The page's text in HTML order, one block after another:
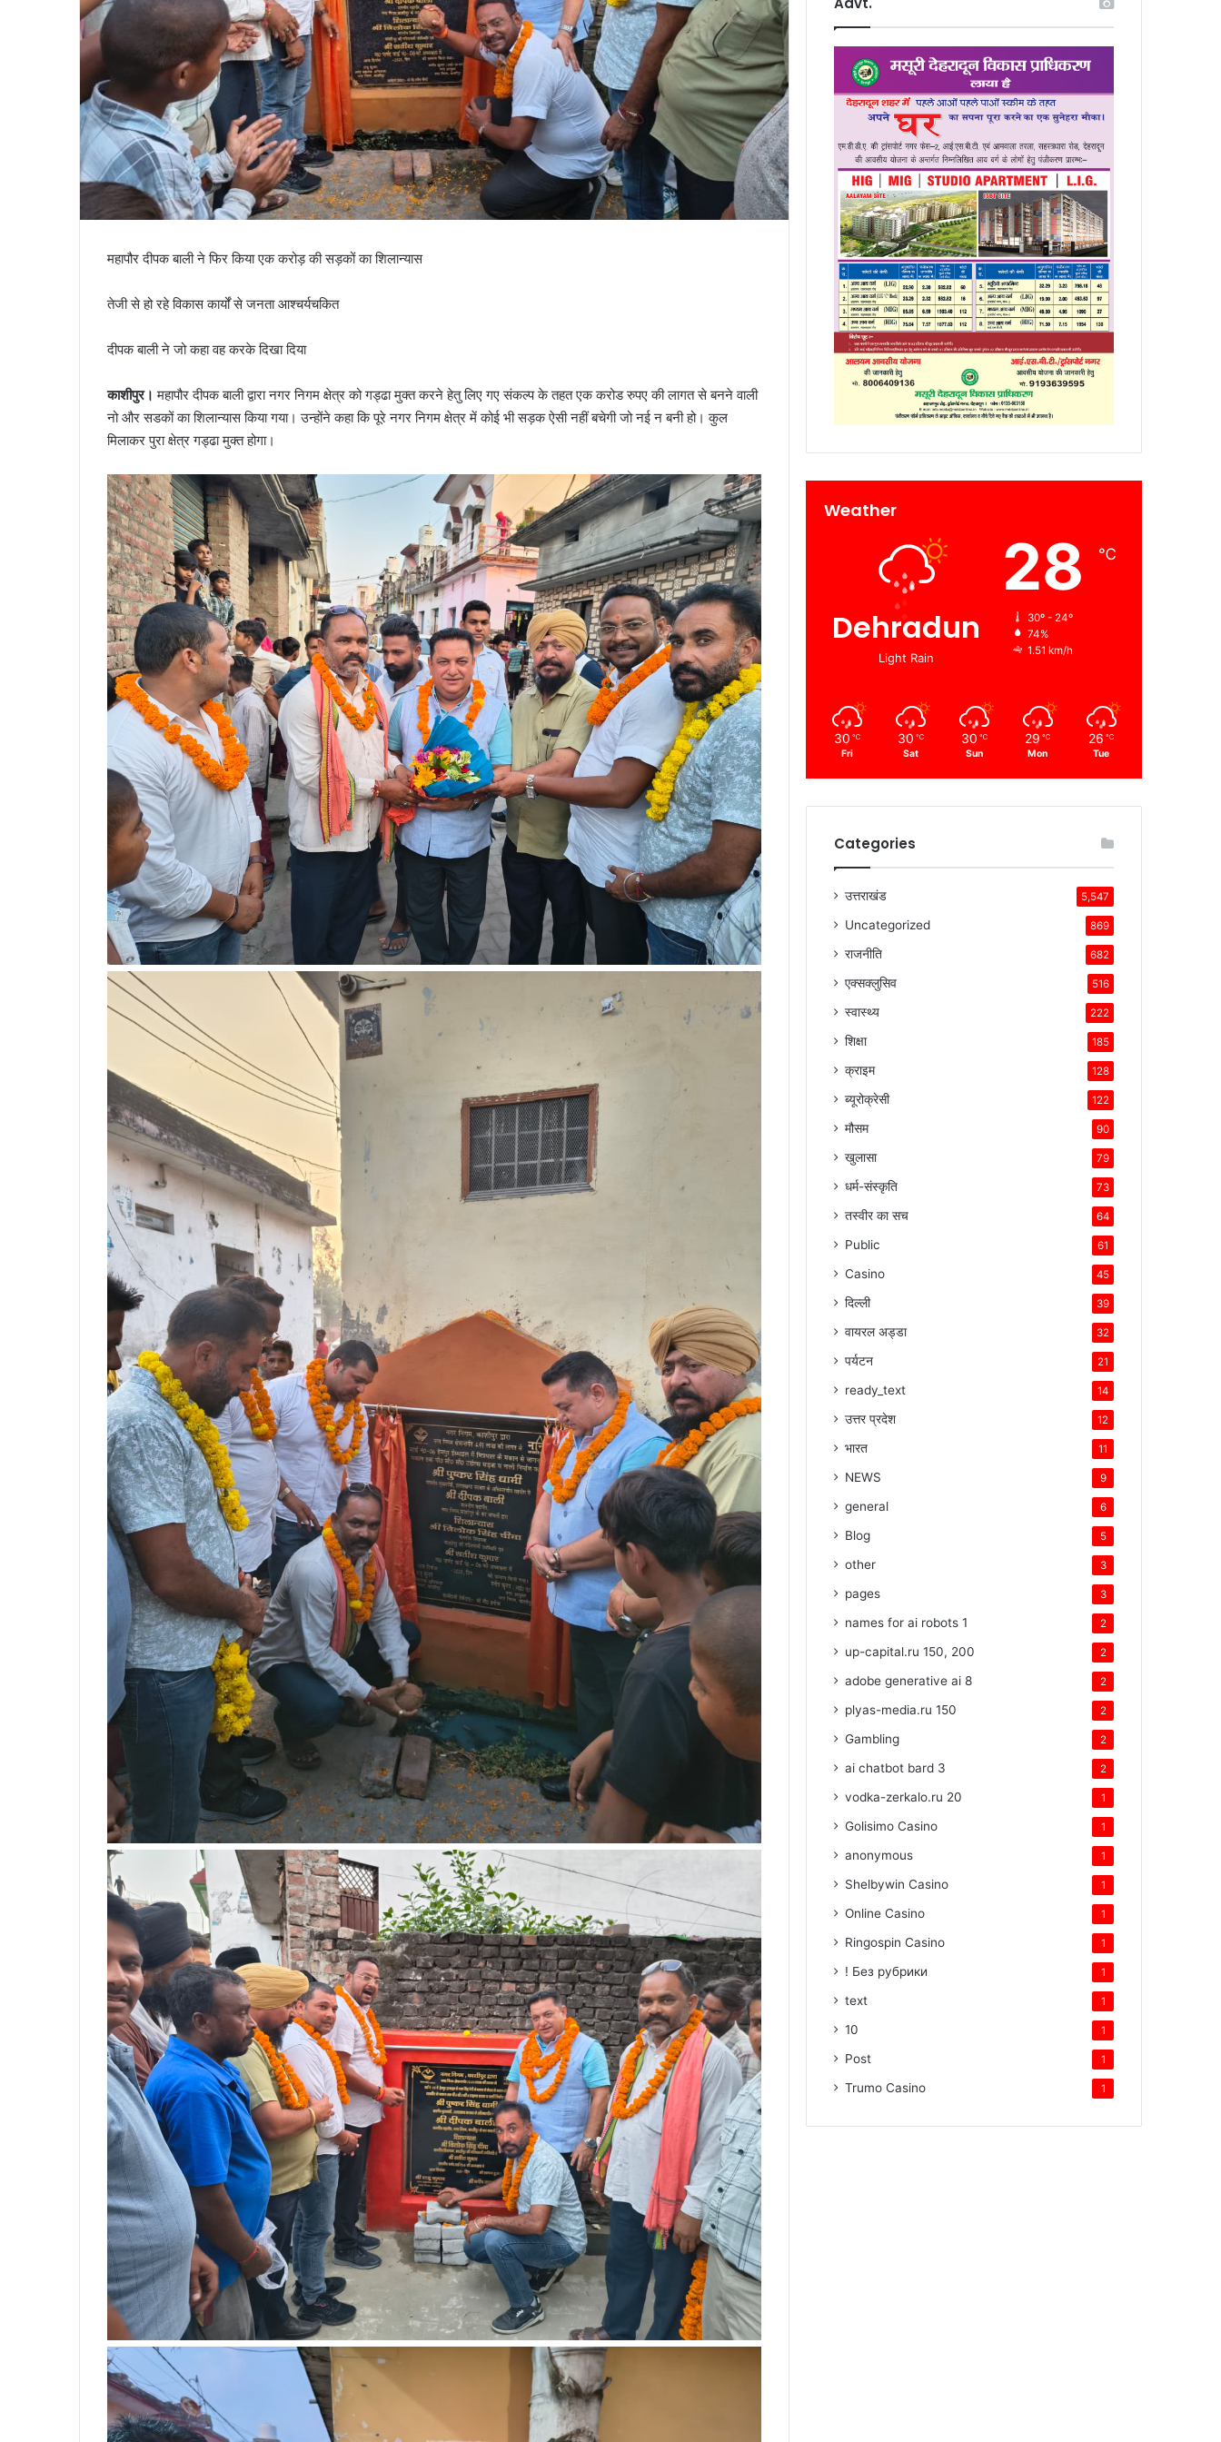
महापौर दीपक बाली ने फिर किया एक करोड़ की सड़कों का शिलान्यास
तेजी से हो रहे विकास कार्यों से जनता आश्चर्यचकित
दीपक बाली ने जो कहा वह करके दिखा दिया
काशीपुर। महापौर दीपक बाली द्वारा नगर निगम क्षेत्र को गड्ढा मुक्त करने हेतु लिए गए संकल्प के तहत एक करोड रुपए की लागत से बनने वाली
नो और सडकों का शिलान्यास किया गया। उन्होंने कहा कि पूरे नगर निगम क्षेत्र में कोई भी सड़क ऐसी नहीं बचेगी जो नई न बनी हो। कुल
मिलाकर पुरा क्षेत्र गड्ढा मुक्त होगा।
Weather
Dehradun
Light Rain
28 ℃
30º - 24º
74%
1.51 km/h
30 ℃
Fri
30 ℃
Sat
30 ℃
Sun
29 ℃
Mon
26 ℃
Tue
Categories
उत्तराखंड 5,547
Uncategorized 869
राजनीति 682
एक्सक्लुसिव 516
स्वास्थ्य 222
शिक्षा 185
क्राइम 128
ब्यूरोक्रेसी 122
मौसम 90
खुलासा 79
धर्म-संस्कृति 73
तस्वीर का सच 64
Public 61
Casino 45
दिल्ली 39
वायरल अड्डा 32
पर्यटन 21
ready_text 14
उत्तर प्रदेश 12
भारत 11
NEWS 9
general 6
Blog 5
other 3
pages 3
names for ai robots 1 2
up-capital.ru 150, 200 2
adobe generative ai 8 2
plyas-media.ru 150 2
Gambling 2
ai chatbot bard 3 2
vodka-zerkalo.ru 20 1
Golisimo Casino 1
anonymous 1
Shelbywin Casino 1
Online Casino 1
Ringospin Casino 1
! Без рубрики 1
text 1
10 1
Post 1
Trumo Casino 1